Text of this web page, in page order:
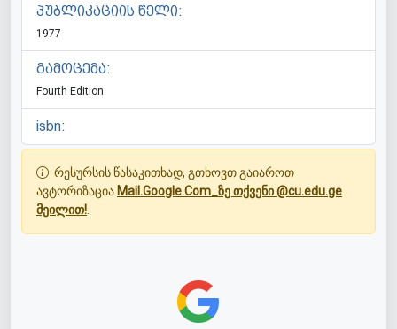
პუბლიკაციის წელი:
1977
გამოცემა:
Fourth Edition
isbn:
რესურსის წასაკითხად, გთხოვთ გაიაროთ
ავტორიზაცია Mail.Google.Com_ზე თქვენი @cu.edu.ge
მეილით!